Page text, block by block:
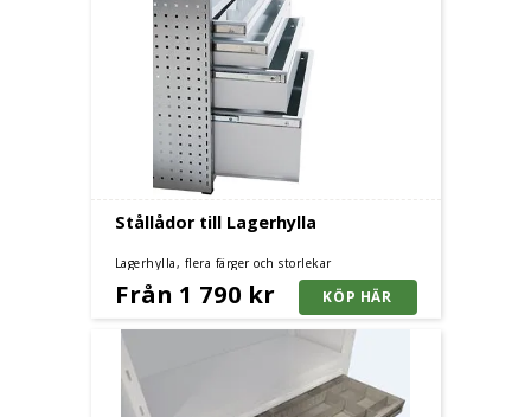
Stållådor till Lagerhylla
Lagerhylla, flera färger och storlekar
Från 1 790 kr